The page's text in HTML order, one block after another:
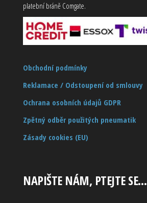
platební bráně Comgate.
Obchodní podmínky
Reklamace / Odstoupení od smlouvy
Ochrana osobních údajů GDPR
Zpětný odběr použitých pneumatik
Zásady cookies (EU)
NAPIŠTE NÁM, PTEJTE SE…